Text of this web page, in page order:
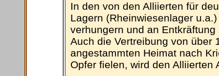
In den von den Alliierten für
Lagern (Rheinwiesenlager
verhungern und an Entkräftung
Auch die Vertreibung von über
angestammten Heimat nach
Opfer fielen, wird den Alliierten